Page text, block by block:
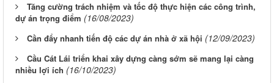
Tăng cường trách nhiệm và tốc độ thực hiện các công trình,
dự án trọng điểm (16/08/2023)
Cần đẩy nhanh tiến độ các dự án nhà ở xã hội (12/09/2023)
Cầu Cát Lái triển khai xây dựng càng sớm sẽ mang lại càng
nhiều lợi ích (16/10/2023)